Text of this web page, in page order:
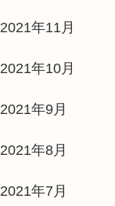
2021年11月
2021年10月
2021年9月
2021年8月
2021年7月